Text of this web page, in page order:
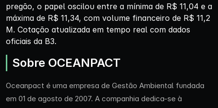
pregão, o papel oscilou entre a mínima de R$ 11,04 e a
máxima de R$ 11,34, com volume financeiro de R$ 11,2
M. Cotação atualizada em tempo real com dados
oficiais da B3.
Sobre OCEANPACT
Oceanpact é uma empresa de Gestão Ambiental fundada
em 01 de agosto de 2007. A companhia dedica-se à